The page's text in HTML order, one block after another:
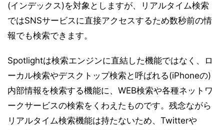
(インデックス)を対象としますが、リアルタイム検索
ではSNSサービスに直接アクセスするため数秒前の情
報でも検索できます。
Spotlightは検索エンジンに直結した機能ではなく、ロ
ーカル検索やデスクトップ検索と呼ばれる(iPhoneの)
内部情報を検索する機能に、WEB検索や各種ネットワ
ークサービスの検索をくわえたものです。残念ながら
リアルタイム検索機能は持たないため、Twitterや